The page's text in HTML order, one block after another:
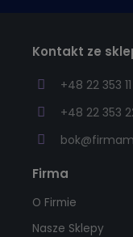
Kontakt ze
+48 22 353 11
+48 22 353
Firma
O Firmie
Nasze Sklepy